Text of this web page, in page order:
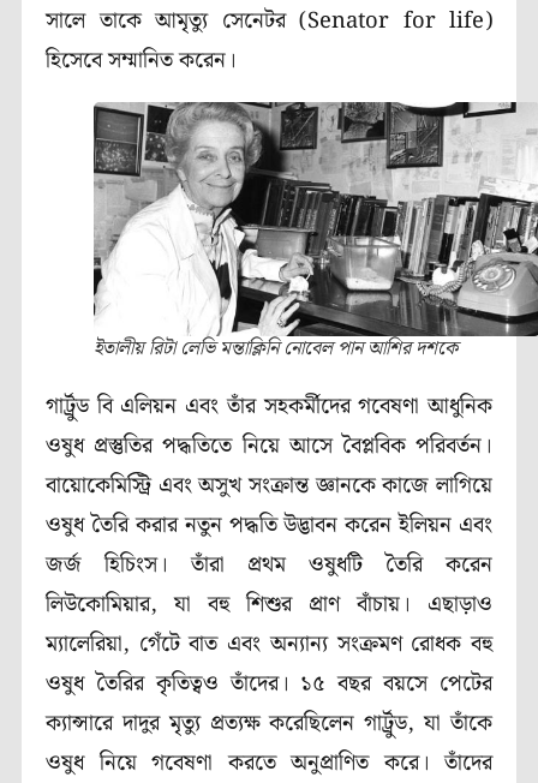
সালে তাকে আমৃত্যু সেনেটর (Senator for life)
হিসেবে সম্মানিত করেন।
ইতালীয় রিটা লেভি মন্তাক্লিনি নোবেল পান আশির দশকে
গার্ট্রুড বি এলিয়ন এবং তাঁর সহকর্মীদের গবেষণা আধুনিক
ওষুধ প্রস্তুতির পদ্ধতিতে নিয়ে আসে বৈপ্লবিক পরিবর্তন।
বায়োকেমিস্ট্রি এবং অসুখ সংক্রান্ত জ্ঞানকে কাজে লাগিয়ে
ওষুধ তৈরি করার নতুন পদ্ধতি উদ্ভাবন করেনইলিয়ন এবং
জর্জ হিচিংস।তাঁরা প্রথম ওষুধটি তৈরি করেন
লিউকোমিয়ার,যা বহু শিশুর প্রাণ বাঁচায়। এছাড়াও
ম্যালেরিয়া, গেঁটে বাত এবং অন্যান্য সংক্রমণ রোধক বহু
ওষুধ তৈরির কৃতিত্বও তাঁদের। ১৫ বছর বয়সে পেটের
ক্যান্সারে দাদুর মৃত্যু প্রত্যক্ষ করেছিলেন গার্ট্রুড,যা তাঁকে
ওষুধ নিয়ে গবেষণা করতে অনুপ্রাণিত করে। তাঁদের